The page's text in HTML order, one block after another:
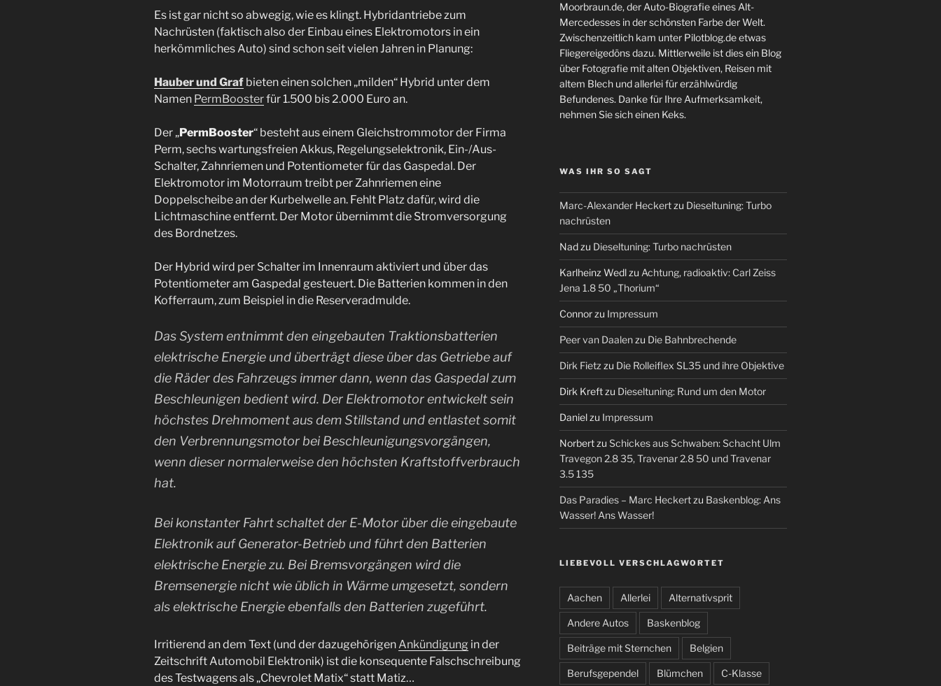
Es ist gar nicht so abwegig, wie es klingt. Hybridantriebe zum
Nachrüsten (faktisch also der Einbau eines Elektromotors in ein
herkömmliches Auto) sind schon seit vielen Jahren in Planung:
Hauber und Graf bieten einen solchen „milden“ Hybrid unter dem
Namen PermBoosterfür 1.500 bis 2.000 Euro an.
Der „PermBooster“ besteht aus einem Gleichstrommotor der Firma
Perm, sechs wartungsfreien Akkus, Regelungselektronik, Ein-/Aus-
Schalter, Zahnriemen und Potentiometer für das Gaspedal. Der
Elektromotor im Motorraum treibt per Zahnriemen eine
Doppelscheibe an der Kurbelwelle an. Fehlt Platz dafür, wird die
Lichtmaschine entfernt. Der Motor übernimmt die Stromversorgung
des Bordnetzes.
Der Hybrid wird per Schalter im Innenraum aktiviert und über das
Potentiometer am Gaspedal gesteuert. Die Batterien kommen in den
Kofferraum, zum Beispiel in die Reserveradmulde.
Das System entnimmt den eingebauten Traktionsbatterien
elektrische Energie und überträgt diese über das Getriebe auf
die Räder des Fahrzeugs immer dann, wenn das Gaspedal zum
Beschleunigen bedient wird. Der Elektromotor entwickelt sein
höchstes Drehmoment aus dem Stillstand und entlastet somit
den Verbrennungsmotor bei Beschleunigungsvorgängen,
wenn dieser normalerweise den höchsten Kraftstoffverbrauch
hat.
Bei konstanter Fahrt schaltet der E-Motor über die eingebaute
Elektronik auf Generator-Betrieb und führt den Batterien
elektrische Energie zu. Bei Bremsvorgängen wird die
Bremsenergie nicht wie üblich in Wärme umgesetzt, sondern
als elektrische Energie ebenfalls den Batterien zugeführt.
Irritierend an dem Text (und der dazugehörigenAnkündigung in der
Zeitschrift Automobil Elektronik) ist die konsequente Falschschreibung
des Testwagens als „Chevrolet Matix“ statt Matiz…
Moorbraun.de, der Auto-Biografie eines Alt-
Mercedesses in der schönsten Farbe der Welt.
Zwischenzeitlich kam unter Pilotblog.de etwas
Fliegereigedöns dazu. Mittlerweile ist dies ein Blog
über Fotografie mit alten Objektiven, Reisen mit
altem Blech und allerlei für erzählwürdig
Befundenes. Danke für Ihre Aufmerksamkeit,
nehmen Sie sich einen Keks.
WAS IHR SO SAGT
Marc-Alexander Heckertzu Dieseltuning: Turbo
nachrüsten
Nadzu Dieseltuning: Turbo nachrüsten
Karlheinz Wedlzu Achtung, radioaktiv: Carl Zeiss
Jena 1.8 50 „Thorium“
Connorzu Impressum
Peer van Daalenzu Die Bahnbrechende
Dirk Fietz zu Die Rolleiflex SL35 und ihre Objektive
Dirk Kreftzu Dieseltuning: Rund um den Motor
Danielzu Impressum
Norbertzu Schickes aus Schwaben: Schacht Ulm
Travegon 2.8 35, Travenar 2.8 50 und Travenar
3.5 135
Das Paradies – Marc Heckertzu Baskenblog: Ans
Wasser! Ans Wasser!
LIEBEVOLL VERSCHLAGWORTET
Aachen Allerlei Alternativsprit
Andere Autos Baskenblog
Beiträge mit Sternchen Belgien
Berufsgependel Blümchen C-Klasse